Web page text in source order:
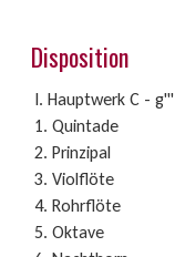
Disposition
I. Hauptwerk C - g'''
1. Quintade
2. Prinzipal
3. Violflöte
4. Rohrflöte
5. Oktave